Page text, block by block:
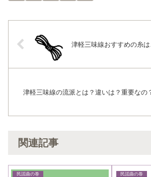
津軽三味線おすすめの糸は
津軽三味線の流派とは？違いは？重要なの
関連記事
民謡曲の巻 民謡曲の巻